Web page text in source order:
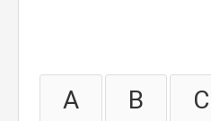
A B C